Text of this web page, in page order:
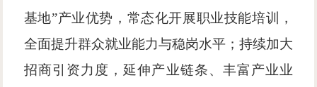
基地”产业优势，常态化开展职业技能培训，
全面提升群众就业能力与稳岗水平；持续加大
招商引资力度，延伸产业链条、丰富产业业